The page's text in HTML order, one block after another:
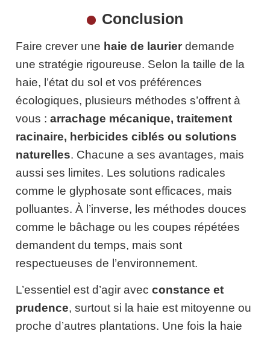
Conclusion
Faire crever une haie de laurier demande
une stratégie rigoureuse. Selon la taille de la
haie, l’état du sol et vos préférences
écologiques, plusieurs méthodes s’offrent à
vous : arrachage mécanique, traitement
racinaire, herbicides ciblés ou solutions
naturelles. Chacune a ses avantages, mais
aussi ses limites. Les solutions radicales
comme le glyphosate sont efficaces, mais
polluantes. À l’inverse, les méthodes douces
comme le bâchage ou les coupes répétées
demandent du temps, mais sont
respectueuses de l’environnement.
L’essentiel est d’agir avec constance et
prudence, surtout si la haie est mitoyenne ou
proche d’autres plantations. Une fois la haie